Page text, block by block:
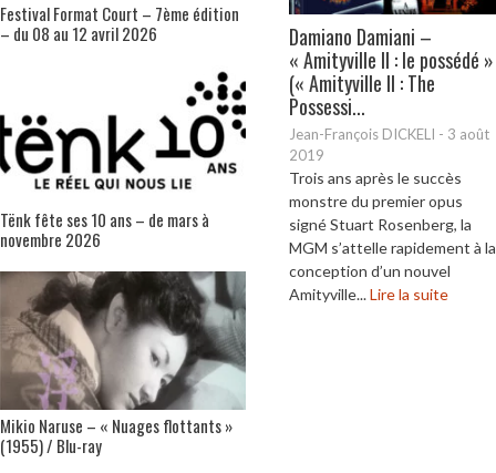
Damiano Damiani –
« Amityville II : le possédé »
(« Amityville II : The
Possessi...
Jean-François DICKELI - 3 août
2019
Trois ans après le succès
monstre du premier opus
signé Stuart Rosenberg, la
MGM s’attelle rapidement à la
conception d’un nouvel
Amityville...Lire la suite
Festival Format Court – 7ème édition
– du 08 au 12 avril 2026
Tënk fête ses 10 ans – de mars à
novembre 2026
Mikio Naruse – « Nuages flottants »
(1955) / Blu-ray